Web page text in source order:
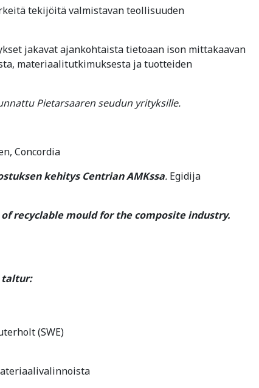
tekijöitä valmistavan teollisuuden
jakavat ajankohtaista tietoaan ison mittakaavan
materiaalitutkimuksesta ja tuotteiden
Pietarsaaren seudun yrityksille.
Concordia
kehitys Centrian AMKssa. Egidija
recyclable mould for the composite industry.
taltur:
(SWE)